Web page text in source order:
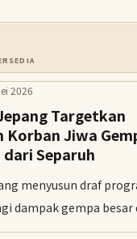
2026
Targetkan
Korban Jiwa
Separuh
menyusun draf
dampak gempa besar
estimasi